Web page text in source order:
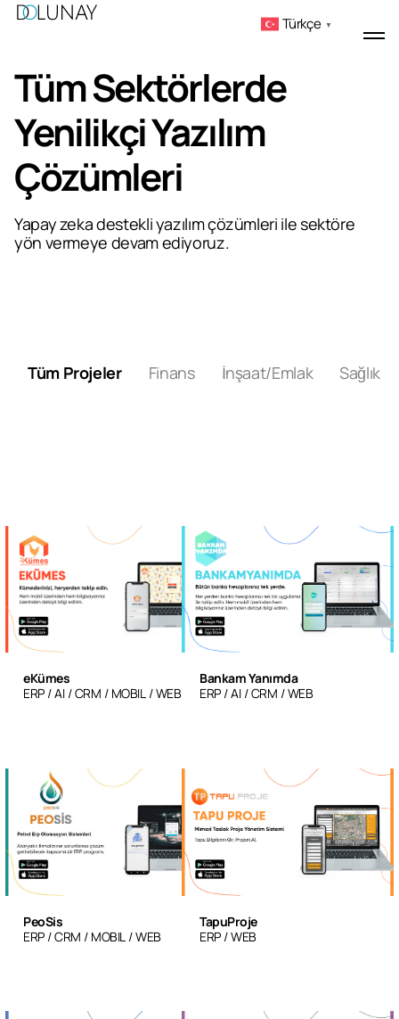
Türkçe ▼
Tüm Sektörlerde
Yenilikçi Yazılım
Çözümleri
Yapay zeka destekli yazılım çözümleri ile sektöre
yön vermeye devam ediyoruz.
Tüm Projeler Finans İnşaat/Emlak Sağlık
eKümes
ERP
AI CRM MOBIL WEB
Bankam Yanımda
ERP
AI CRM WEB
PeoSis
ERP
CRM MOBIL WEB
TapuProje
ERP
WEB